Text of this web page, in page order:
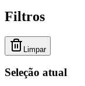
Filtros
Limpar
Seleção atual